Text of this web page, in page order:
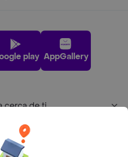
play AppGallery
cerca de ti